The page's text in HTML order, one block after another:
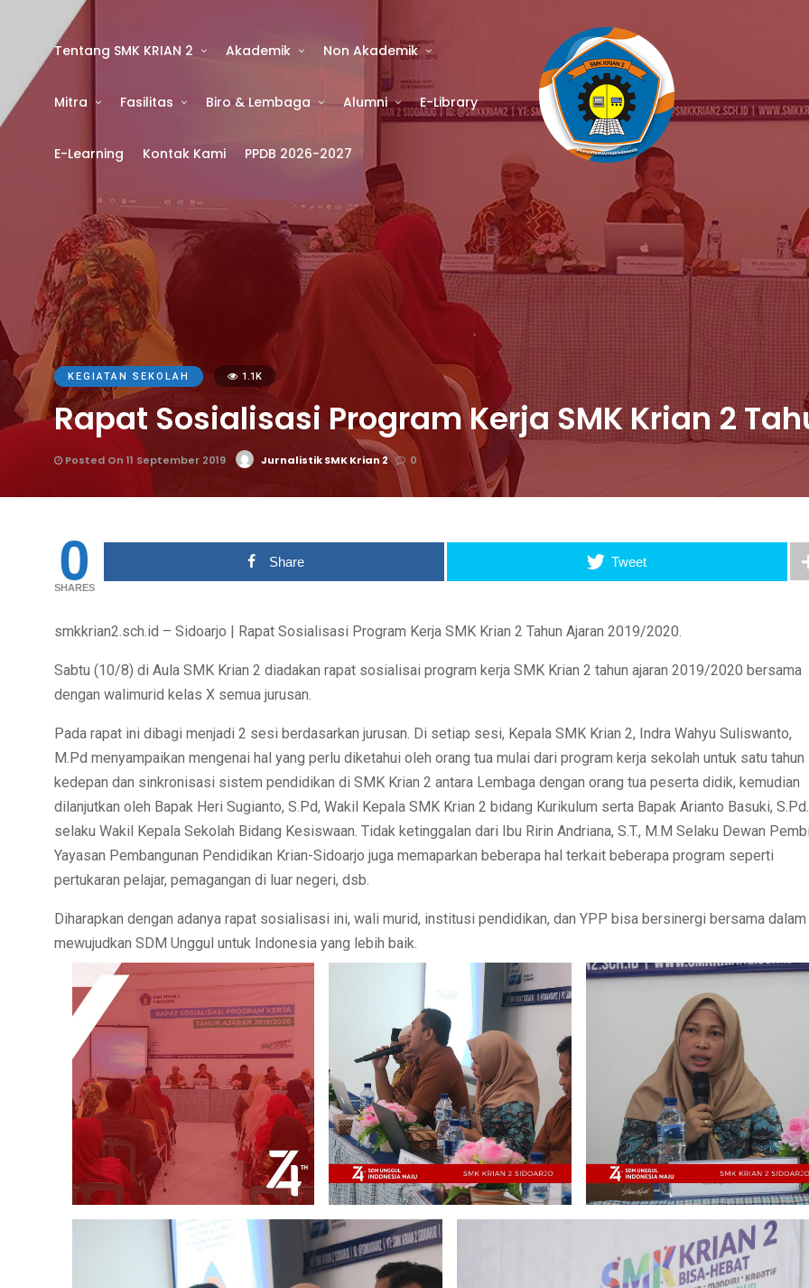
Tentang SMK KRIAN 2 Akademik Non Akademik
Mitra Fasilitas Biro & Lembaga Alumni E-Library
E-Learning Kontak Kami PPDB 2026-2027
KEGIATAN SEKOLAH 1.1K
Rapat Sosialisasi Program Kerja SMK Krian 2
Posted On 11 September 2019 Jurnalistik SMK Krian 2 0
0
SHARES
Share Tweet
smkkrian2.sch.id – Sidoarjo | Rapat Sosialisasi Program Kerja SMK Krian 2 Tahun Ajaran 2019/2020.
Sabtu (10/8) di Aula SMK Krian 2 diadakan rapat sosialisai program kerja SMK Krian 2 tahun ajaran 2019/2020 bersama
dengan walimurid kelas X semua jurusan.
Pada rapat ini dibagi menjadi 2 sesi berdasarkan jurusan. Di setiap sesi, Kepala SMK Krian 2, Indra Wahyu Suliswanto,
M.Pd menyampaikan mengenai hal yang perlu diketahui oleh orang tua mulai dari program kerja sekolah untuk satu tahun
kedepan dan sinkronisasi sistem pendidikan di SMK Krian 2 antara Lembaga dengan orang tua peserta didik, kemudian
dilanjutkan oleh Bapak Heri Sugianto, S.Pd, Wakil Kepala SMK Krian 2 bidang Kurikulum serta Bapak Arianto Basuki, S.Pd.
selaku Wakil Kepala Sekolah Bidang Kesiswaan. Tidak ketinggalan dari Ibu Ririn Andriana, S.T., M.M Selaku Dewan
Yayasan Pembangunan Pendidikan Krian-Sidoarjo juga memaparkan beberapa hal terkait beberapa program seperti
pertukaran pelajar, pemagangan di luar negeri, dsb.
Diharapkan dengan adanya rapat sosialisasi ini, wali murid, institusi pendidikan, dan YPP bisa bersinergi bersama dalam
mewujudkan SDM Unggul untuk Indonesia yang lebih baik.